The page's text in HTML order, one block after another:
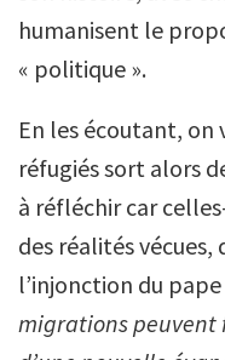
humanisent le
« politique ».
En les écoutant, on
réfugiés sort alors
à réfléchir car
des réalités vécues,
l’injonction du pape
migrations